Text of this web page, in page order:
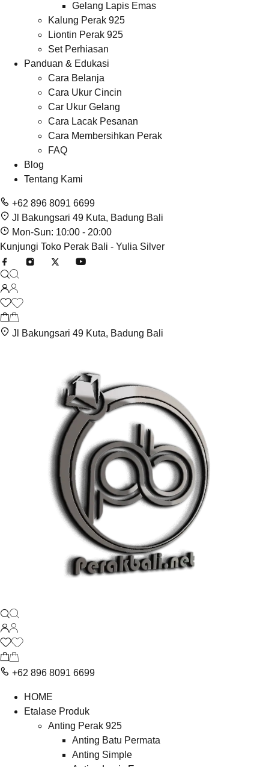
Gelang Lapis Emas
Kalung Perak 925
Liontin Perak 925
Set Perhiasan
Panduan & Edukasi
Cara Belanja
Cara Ukur Cincin
Car Ukur Gelang
Cara Lacak Pesanan
Cara Membersihkan Perak
FAQ
Blog
Tentang Kami
+62 896 8091 6699
Jl Bakungsari 49 Kuta, Badung Bali
Mon-Sun: 10:00 - 20:00
Kunjungi Toko Perak Bali - Yulia Silver
Jl Bakungsari 49 Kuta, Badung Bali
+62 896 8091 6699
HOME
Etalase Produk
Anting Perak 925
Anting Batu Permata
Anting Simple